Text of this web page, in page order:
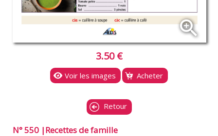
zoom_in
3.50 €
Voir les images Acheter
Retour
N° 550 |Recettes de famille